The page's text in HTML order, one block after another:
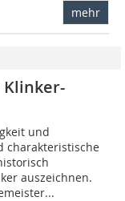
mehr
Klinker-
und
charakteristische
auszeichnen.